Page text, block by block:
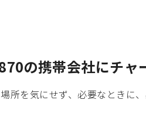
の携帯会社にチャ
所を気にせず、必要なときに